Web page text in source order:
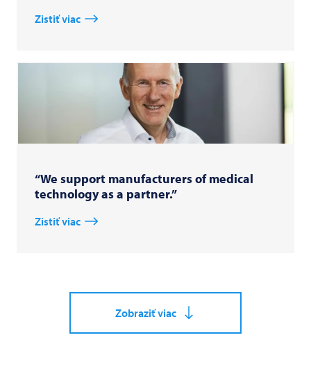
Zistiť viac
“We support manufacturers of medical
technology as a partner.”
Zistiť viac
Zobraziť viac